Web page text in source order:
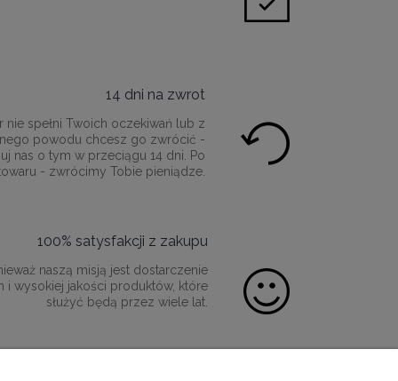
14 dni na zwrot
nie spełni Twoich oczekiwań lub z
powodu chcesz go zwrócić -
nas o tym w przeciągu 14 dni. Po
- zwrócimy Tobie pieniądze.
100% satysfakcji z zakupu
naszą misją jest dostarczenie
i wysokiej jakości produktów, które
służyć będą przez wiele lat.